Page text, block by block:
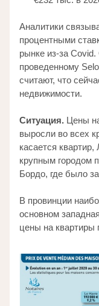
Аналитики
процентными
рынке из-за
проведенному
считают, что
недвижимости.
Ситуация. Цены
выросли во всех
касается
крупным городом
Бордо, где было
В провинции
основном
цены на квартиры